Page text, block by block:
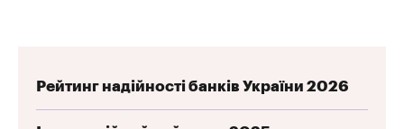
Рейтинг надійності банків України 2026